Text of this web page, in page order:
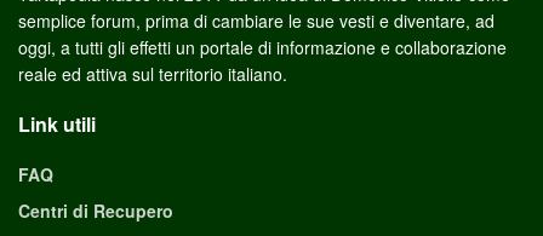
semplice forum, prima di cambiare le sue vesti e diventare, ad
oggi, a tutti gli effetti un portale di informazione e collaborazione
reale ed attiva sul territorio italiano.
Link utili
FAQ
Centri di Recupero